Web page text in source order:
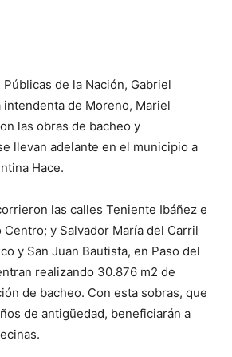
de la Nación, Gabriel
intendenta de Moreno, Mariel
las obras de bacheo y
llevan adelante en el municipio a
Hace.
las calles Teniente Ibáñez e
y Salvador María del Carril
y San Juan Bautista, en Paso del
realizando 30.876 m2 de
de bacheo. Con esta sobras, que
de antigüedad, beneficiarán a